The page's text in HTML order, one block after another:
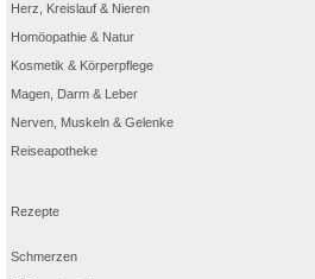
Herz, Kreislauf & Nieren
Homöopathie & Natur
Kosmetik & Körperpflege
Magen, Darm & Leber
Nerven, Muskeln & Gelenke
Reiseapotheke
Rezepte
Schmerzen